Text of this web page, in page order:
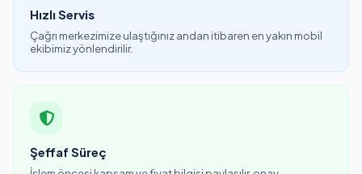
Hızlı Servis
Çağrı merkezimize ulaştığınız andan itibaren en yakın mobil
ekibimiz yönlendirilir.
Şeffaf Süreç